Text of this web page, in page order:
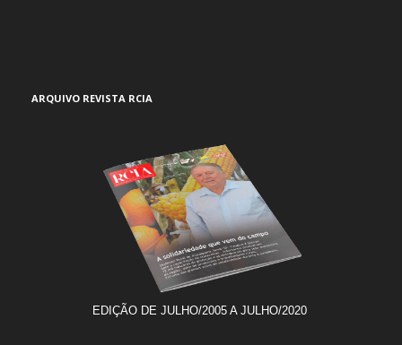
ARQUIVO REVISTA RCIA
EDIÇÃO DE JULHO/2005 A JULHO/2020